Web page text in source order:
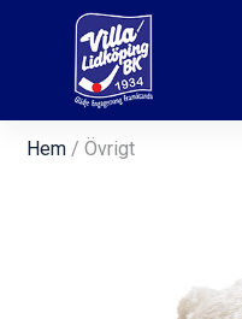
Hem / Övrigt